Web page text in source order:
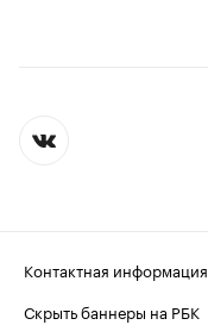
Контактная информация
Скрыть баннеры на РБК